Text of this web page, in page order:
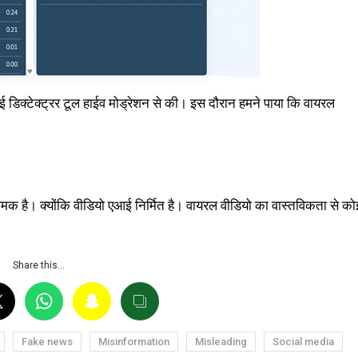
टूल हाईव मोड्रेशन से की। इस दौरान हमने पाया कि वायरल
है। क्योंकि वीडियो एआई निर्मित है। वायरल वीडियो का वास्तविकता से
Share this…
Fake news Misinformation Misleading Social media